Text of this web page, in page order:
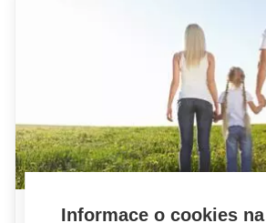
Rodina a dítě s postižením
Informace o cookies